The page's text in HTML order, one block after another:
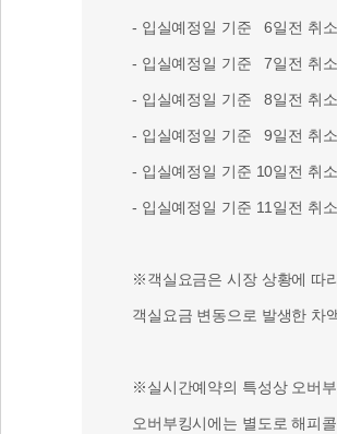
- 입실예정일 기준 6일전 취
- 입실예정일 기준 7일전 취
- 입실예정일 기준 8일전 취
- 입실예정일 기준 9일전 취
- 입실예정일 기준 10일전 취
- 입실예정일 기준 11일전 취
※객실요금은 시장 상황에 따
객실요금 변동으로 발생한 차
※실시간예약의 특성상 오버
오버부킹시에는 별도로 해피